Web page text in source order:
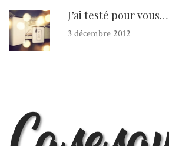
J’ai testé pour
3 décembre 2012